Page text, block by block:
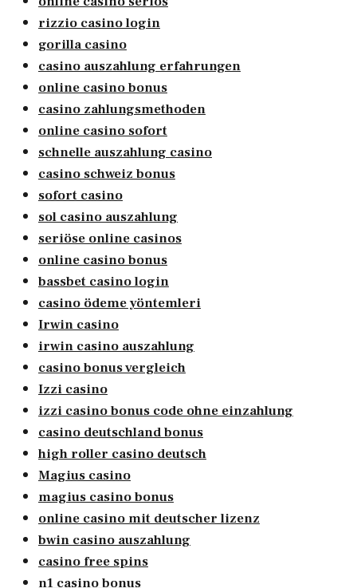
rizzio casino login
gorilla casino
casino auszahlung erfahrungen
online casino bonus
casino zahlungsmethoden
online casino sofort
schnelle auszahlung casino
casino schweiz bonus
sofort casino
sol casino auszahlung
seriöse online casinos
online casino bonus
bassbet casino login
casino ödeme yöntemleri
Irwin casino
irwin casino auszahlung
casino bonus vergleich
Izzi casino
izzi casino bonus code ohne einzahlung
casino deutschland bonus
high roller casino deutsch
Magius casino
magius casino bonus
online casino mit deutscher lizenz
bwin casino auszahlung
casino free spins
n1 casino bonus